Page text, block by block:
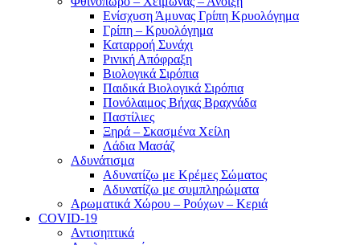
Ενίσχυση Άμυνας Γρίπη Κρυολόγημα
Γρίπη – Κρυολόγημα
Καταρροή Συνάχι
Ρινική Απόφραξη
Βιολογικά Σιρόπια
Παιδικά Βιολογικά Σιρόπια
Πονόλαιμος Βήχας Βραχνάδα
Παστίλιες
Ξηρά – Σκασμένα Χείλη
Λάδια Μασάζ
Αδυνάτισμα
Αδυνατίζω με Κρέμες Σώματος
Αδυνατίζω με συμπληρώματα
Αρωματικά Χώρου – Ρούχων – Κεριά
COVID-19
Αντισηπτικά